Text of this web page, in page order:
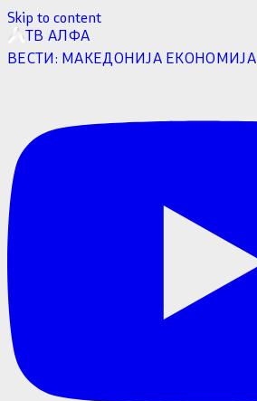
Skip to content
ТВ АЛФА
ВЕСТИ: МАКЕДОНИЈА ЕКОНОМИЈА